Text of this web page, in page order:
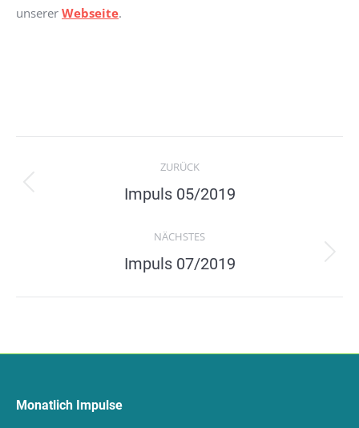
unserer Webseite.
Kommentarnavigation
ZURÜCK
Vorheriger
Impuls 05/2019
NÄCHSTES
Nächster
Impuls 07/2019
Monatlich Impulse